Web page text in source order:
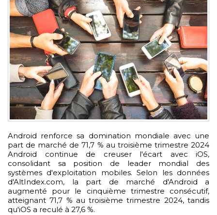
Android renforce sa domination mondiale avec une
part de marché de 71,7 % au troisième trimestre 2024
Android continue de creuser l'écart avec iOS,
consolidant sa position de leader mondial des
systèmes d'exploitation mobiles. Selon les données
d'AltIndex.com, la part de marché d'Android a
augmenté pour le cinquième trimestre consécutif,
atteignant 71,7 % au troisième trimestre 2024, tandis
qu'iOS a reculé à 27,6 %.